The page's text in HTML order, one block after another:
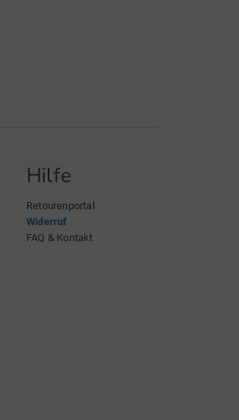
Hilfe
Retourenportal
Widerruf
FAQ & Kontakt